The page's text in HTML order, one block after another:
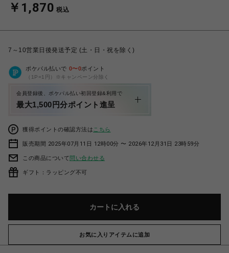
￥1,870 税込
7～10営業日後発送予定 (土・日・祝を除く)
ポケパル払いで 0〜0ポイント
（1P=1円）※キャンペーン分除く
会員登録後、ポケパル払い初回登録&利用で
最大1,500円分ポイント進呈
獲得ポイントの確認方法は こちら
販売期間 2025年07月11日 12時00分 〜 2026年12月31日 23時59分
この商品について問い合わせる
ギフト：ラッピング不可
カートに入れる
お気に入りアイテムに追加